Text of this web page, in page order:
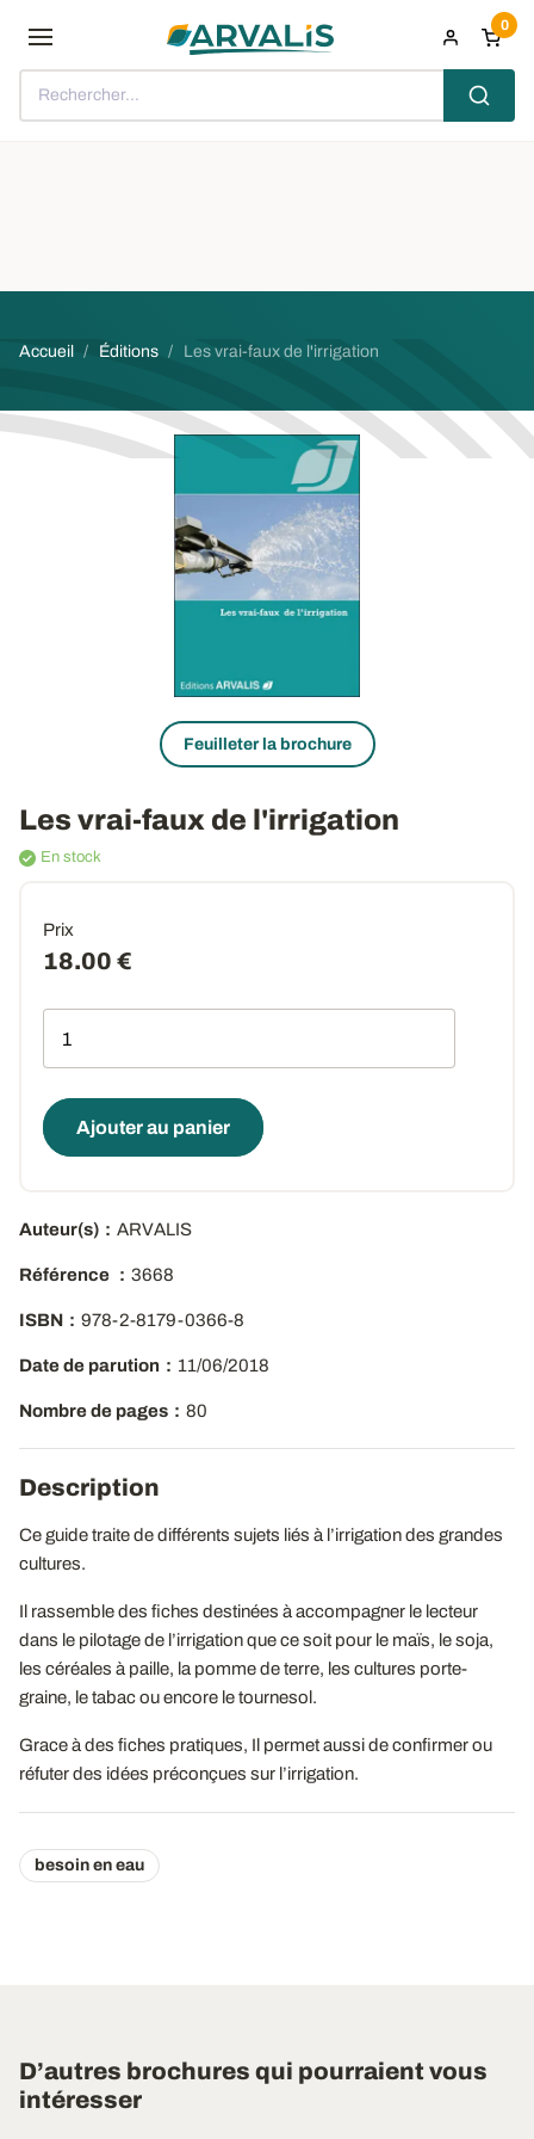
Rechercher...
0
Fil d'Ariane
Accueil Éditions Les vrai-faux de l'irrigation
Feuilleter la brochure
Les vrai-faux de l'irrigation
En stock
Prix
18.00 €
Ajouter au panier
Auteur(s) ARVALIS
Référence 3668
ISBN 978-2-8179-0366-8
Date de parution 11/06/2018
Nombre de pages 80
Description
Ce guide traite de différents sujets liés à l’irrigation des grandes
cultures.
Il rassemble des fiches destinées à accompagner le lecteur
dans le pilotage de l’irrigation que ce soit pour le maïs, le soja,
les céréales à paille, la pomme de terre, les cultures porte-
graine, le tabac ou encore le tournesol.
Grace à des fiches pratiques, Il permet aussi de confirmer ou
réfuter des idées préconçues sur l’irrigation.
besoin en eau
D’autres brochures qui pourraient vous
intéresser